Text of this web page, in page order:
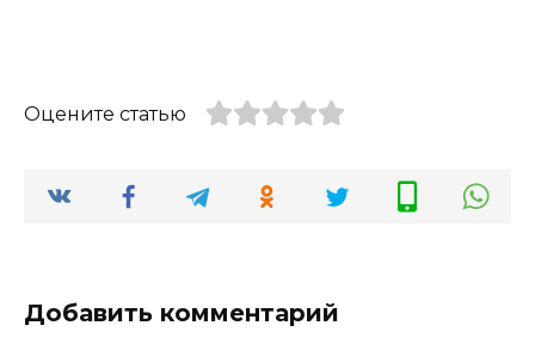
Оцените статью
Добавить комментарий